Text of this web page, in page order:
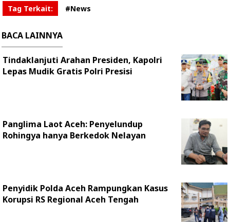
Tag Terkait: #News
BACA LAINNYA
Tindaklanjuti Arahan Presiden, Kapolri
Lepas Mudik Gratis Polri Presisi
Panglima Laot Aceh: Penyelundup
Rohingya hanya Berkedok Nelayan
Penyidik Polda Aceh Rampungkan Kasus
Korupsi RS Regional Aceh Tengah